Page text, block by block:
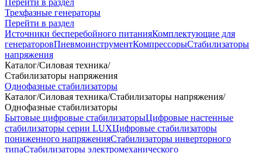
Перейти в раздел
Трехфазные генераторы
Перейти в раздел
Источники бесперебойного питанияКомплектующие для
генераторовПневмоинструментКомпрессорыСтабилизаторы
напряжения
Каталог/Силовая техника/
Стабилизаторы напряжения
Однофазные стабилизаторы
Каталог/Силовая техника/Стабилизаторы напряжения/
Однофазные стабилизаторы
Бытовые цифровые стабилизаторыЦифровые настенные
стабилизаторы серии LUXЦифровые стабилизаторы
пониженного напряженияСтабилизаторы инверторного
типаСтабилизаторы электромеханического